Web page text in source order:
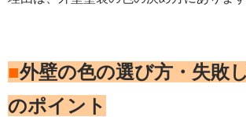
■外壁の色の選び方・失敗
のポイント